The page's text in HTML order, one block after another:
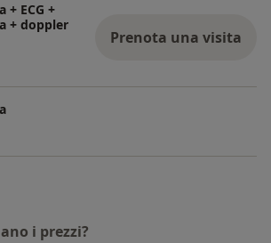
+ ECG +
+ doppler
Prenota una visita
i prezzi?